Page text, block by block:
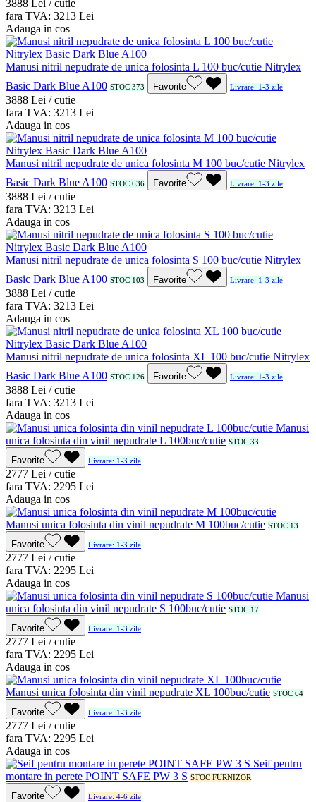
3888 Lei / cutie
fara TVA: 3213 Lei
Adauga in cos
Manusi nitril nepudrate de unica folosinta L 100 buc/cutie Nitrylex
Basic Dark Blue A100 STOC 373 Favorite Livrare: 1-3 zile
3888 Lei / cutie
fara TVA: 3213 Lei
Adauga in cos
Manusi nitril nepudrate de unica folosinta M 100 buc/cutie Nitrylex
Basic Dark Blue A100 STOC 636 Favorite Livrare: 1-3 zile
3888 Lei / cutie
fara TVA: 3213 Lei
Adauga in cos
Manusi nitril nepudrate de unica folosinta S 100 buc/cutie Nitrylex
Basic Dark Blue A100 STOC 103 Favorite Livrare: 1-3 zile
3888 Lei / cutie
fara TVA: 3213 Lei
Adauga in cos
Manusi nitril nepudrate de unica folosinta XL 100 buc/cutie Nitrylex
Basic Dark Blue A100 STOC 126 Favorite Livrare: 1-3 zile
3888 Lei / cutie
fara TVA: 3213 Lei
Adauga in cos
Manusi
unica folosinta din vinil nepudrate L 100buc/cutie STOC 33
Favorite Livrare: 1-3 zile
2777 Lei / cutie
fara TVA: 2295 Lei
Adauga in cos
Manusi unica folosinta din vinil nepudrate M 100buc/cutie STOC 13
Favorite Livrare: 1-3 zile
2777 Lei / cutie
fara TVA: 2295 Lei
Adauga in cos
Manusi
unica folosinta din vinil nepudrate S 100buc/cutie STOC 17
Favorite Livrare: 1-3 zile
2777 Lei / cutie
fara TVA: 2295 Lei
Adauga in cos
Manusi unica folosinta din vinil nepudrate XL 100buc/cutie STOC 64
Favorite Livrare: 1-3 zile
2777 Lei / cutie
fara TVA: 2295 Lei
Adauga in cos
Seif pentru
montare in perete POINT SAFE PW 3 S STOC FURNIZOR
Favorite Livrare: 4-6 zile